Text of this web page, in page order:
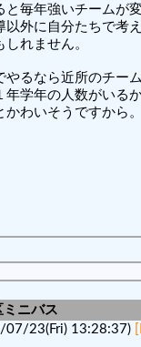
毎年強いチームが変
外に自分たちで考
れません。
るなら近所のチーム
学年の人数がいるか
わいそうですから。
ミニバス
07/23(Fri) 13:28:37)